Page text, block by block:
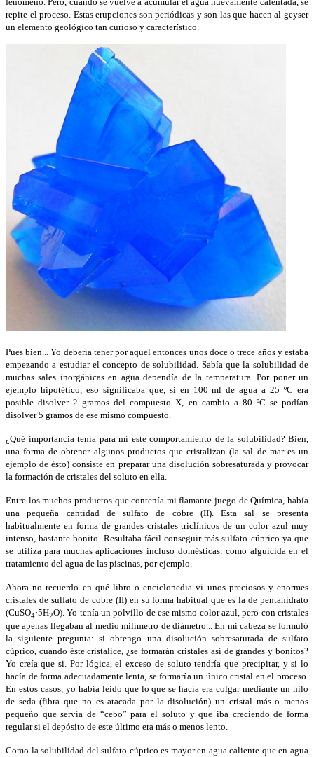
repite el proceso. Estas erupciones son periódicas y son las que hacen al geyser
un elemento geológico tan curioso y característico.
Pues bien... Yo debería tener por aquel entonces unos doce o trece años y estaba
empezando a estudiar el concepto de solubilidad. Sabía que la solubilidad de
muchas sales inorgánicas en agua dependía de la temperatura. Por poner un
ejemplo hipotético, eso significaba que, si en 100 ml de agua a 25 ºC era
posible disolver 2 gramos del compuesto X, en cambio a 80 ºC se podían
disolver 5 gramos de ese mismo compuesto.
¿Qué importancia tenía para mí este comportamiento de la solubilidad? Bien,
una forma de obtener algunos productos que cristalizan (la sal de mar es un
ejemplo de ésto) consiste en preparar una disolución sobresaturada y provocar
la formación de cristales del soluto en ella.
Entre los muchos productos que contenía mi flamante juego de Química, había
una pequeña cantidad de sulfato de cobre (II). Esta sal se presenta
habitualmente en forma de grandes cristales triclínicos de un color azul muy
intenso, bastante bonito. Resultaba fácil conseguir más sulfato cúprico ya que
se utiliza para muchas aplicaciones incluso domésticas: como alguicida en el
tratamiento del agua de las piscinas, por ejemplo.
Ahora no recuerdo en qué libro o enciclopedia vi unos preciosos y enormes
cristales de sulfato de cobre (II) en su forma habitual que es la de pentahidrato
(CuSO4·5H2O). Yo tenía un polvillo de ese mismo color azul, pero con cristales
que apenas llegaban al medio milímetro de diámetro... En mi cabeza se formuló
la siguiente pregunta: si obtengo una disolución sobresaturada de sulfato
cúprico, cuando éste cristalice, ¿se formarán cristales así de grandes y bonitos?
Yo creía que si. Por lógica, el exceso de soluto tendría que precipitar, y si lo
hacía de forma adecuadamente lenta, se formaría un único cristal en el proceso.
En estos casos, yo había leído que lo que se hacía era colgar mediante un hilo
de seda (fibra que no es atacada por la disolución) un cristal más o menos
pequeño que servía de “cebo” para el soluto y que iba creciendo de forma
regular si el depósito de este último era más o menos lento.
Como la solubilidad del sulfato cúprico es mayor en agua caliente que en agua